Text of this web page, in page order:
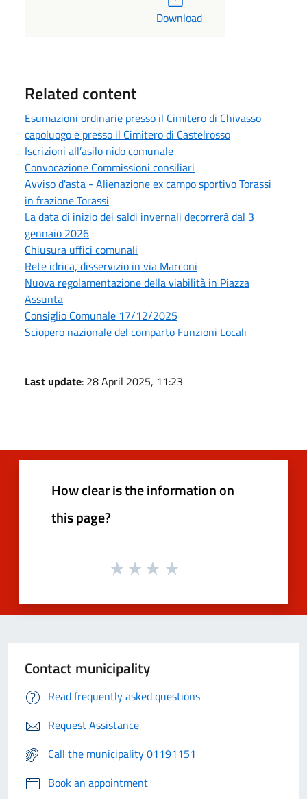
Download
Related content
Esumazioni ordinarie presso il Cimitero di Chivasso
capoluogo e presso il Cimitero di Castelrosso
Iscrizioni all’asilo nido comunale
Convocazione Commissioni consiliari
Avviso d'asta - Alienazione ex campo sportivo Torassi
in frazione Torassi
La data di inizio dei saldi invernali decorrerà dal 3
gennaio 2026
Chiusura uffici comunali
Rete idrica, disservizio in via Marconi
Nuova regolamentazione della viabilità in Piazza
Assunta
Consiglio Comunale 17/12/2025
Sciopero nazionale del comparto Funzioni Locali
Last update: 28 April 2025, 11:23
How clear is the information on
this page?
Contact municipality
Read frequently asked questions
Request Assistance
Call the municipality 01191151
Book an appointment